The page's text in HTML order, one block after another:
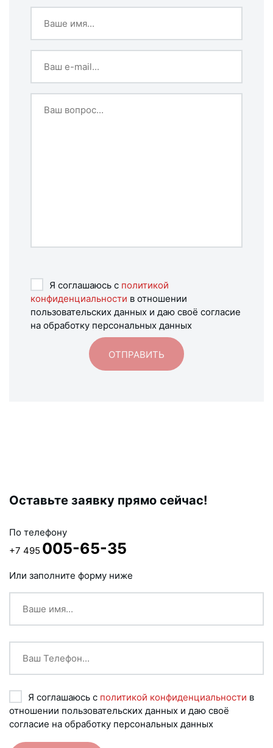
Я соглашаюсь с политикой
конфиденциальности в отношении
пользовательских данных и даю своё согласие
на обработку персональных данных
Оставьте заявку прямо сейчас!
По телефону
+7 495 005-65-35
Или заполните форму ниже
Я соглашаюсь с политикой конфиденциальности в
отношении пользовательских данных и даю своё
согласие на обработку персональных данных